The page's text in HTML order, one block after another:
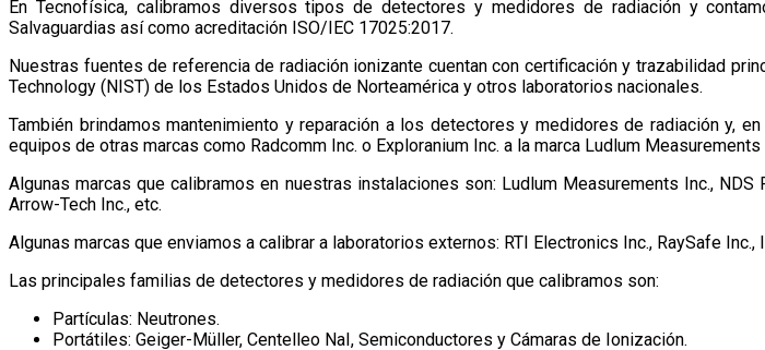
En Tecnofísica, calibramos diversos tipos de detectores y medidores de radiación y
Salvaguardias así como acreditación ISO/IEC 17025:2017.
Nuestras fuentes de referencia de radiación ionizante cuentan con certificación y trazabilidad
Technology (NIST) de los Estados Unidos de Norteamérica y otros laboratorios nacionales.
También brindamos mantenimiento y reparación a los detectores y medidores de radiación y,
equipos de otras marcas como Radcomm Inc. o Exploranium Inc. a la marca Ludlum
Algunas marcas que calibramos en nuestras instalaciones son: Ludlum Measurements Inc., NDS
Arrow-Tech Inc., etc.
Algunas marcas que enviamos a calibrar a laboratorios externos: RTI Electronics Inc., RaySafe Inc.,
Las principales familias de detectores y medidores de radiación que calibramos son:
Partículas: Neutrones.
Portátiles: Geiger-Müller, Centelleo NaI, Semiconductores y Cámaras de Ionización.